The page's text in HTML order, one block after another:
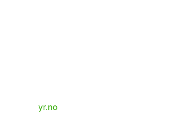
yr.no